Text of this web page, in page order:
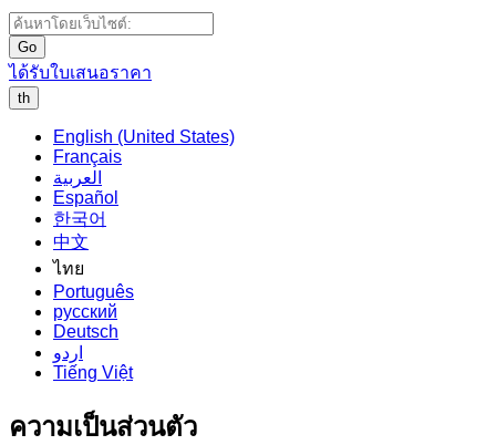
Go
ได้รับใบเสนอราคา
th
English (United States)
Français
العربية
Español
한국어
中文
ไทย
Português
русский
Deutsch
اردو
Tiếng Việt
ความเป็นส่วนตัว